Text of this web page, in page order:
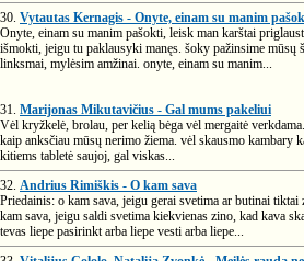
30. Vytautas Kernagis - Onyte, einam su manim
Onyte, einam su manim pašokti, leisk man karštai
išmokti, jeigu tu paklausyki manęs. šoky pažinsime mūsų
linksmai, mylėsim amžinai. onyte, einam su manim...
31. Marijonas Mikutavičius - Gal mums pakeliui
Vėl kryžkelė, brolau, per kelią bėga vėl mergaitė
kaip anksčiau mūsų nerimo žiema. vėl skausmo kambary
kitiems tabletė saujoj, gal viskas...
32. Andrius Rimiškis - O kam sava
Priedainis: o kam sava, jeigu gerai svetima ar butinai
kam sava, jeigu saldi svetima kiekvienas zino, kad kava
tevas liepe pasirinkt arba liepe vesti arba liepe...